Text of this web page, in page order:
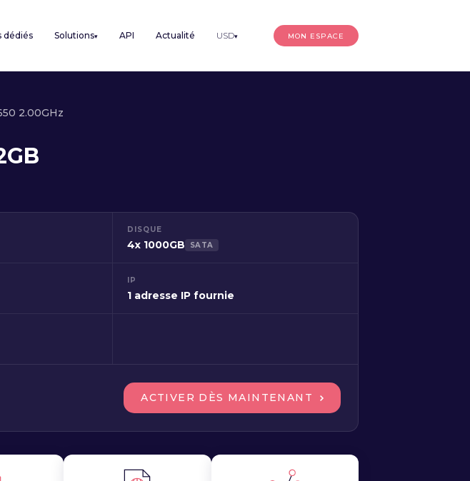
dédiés Solutions▾ API Actualité USD▾ MON ESPACE
2.00GHz
DISQUE
4x 1000GB SATA
IP
1 adresse IP fournie
ACTIVER DÈS MAINTENANT